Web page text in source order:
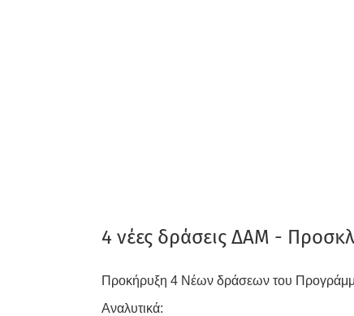
4 νέες δράσεις ΔΑΜ -
Προκήρυξη 4 Νέων δράσεων του
Αναλυτικά: